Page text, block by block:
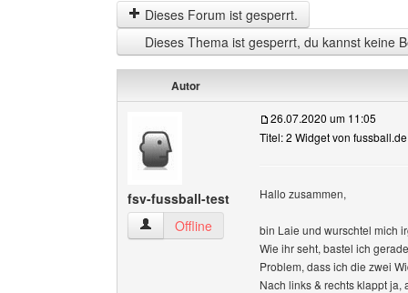
Dieses Forum ist gesperrt.
Dieses Thema ist gesperrt, du kannst keine
Autor
fsv-fussball-test
fsv-fussball-test Benutzer-Profile anzeigen
Offline
26.07.2020 um 11:05
Titel: 2 Widget von
Hallo zusammen,
bin Laie und wurschtel mich
Wie ihr seht, bastel ich
Problem, dass ich die zwei
Nach links & rechts klappt